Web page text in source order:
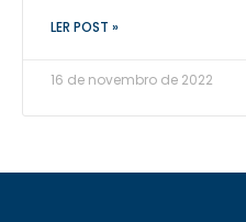
LER POST »
16 de novembro de 2022